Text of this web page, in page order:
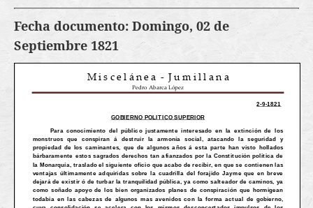
Fecha documento: Domingo, 02 de
Septiembre 1821